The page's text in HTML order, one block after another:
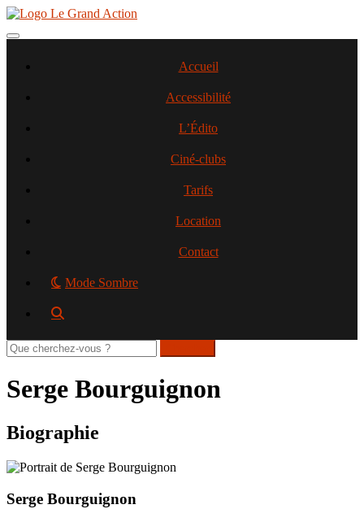
Aller
contenu
Toggle navigation
Accueil
Accessibilité
L’Édito
Ciné-clubs
Tarifs
Location
Contact
Mode Sombre
Rechercher
sur
site
Serge Bourguignon
Biographie
Serge Bourguignon